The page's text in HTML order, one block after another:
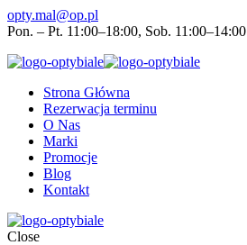
opty.mal@op.pl
Pon. – Pt. 11:00–18:00, Sob. 11:00–14:00
Strona Główna
Rezerwacja terminu
O Nas
Marki
Promocje
Blog
Kontakt
Close